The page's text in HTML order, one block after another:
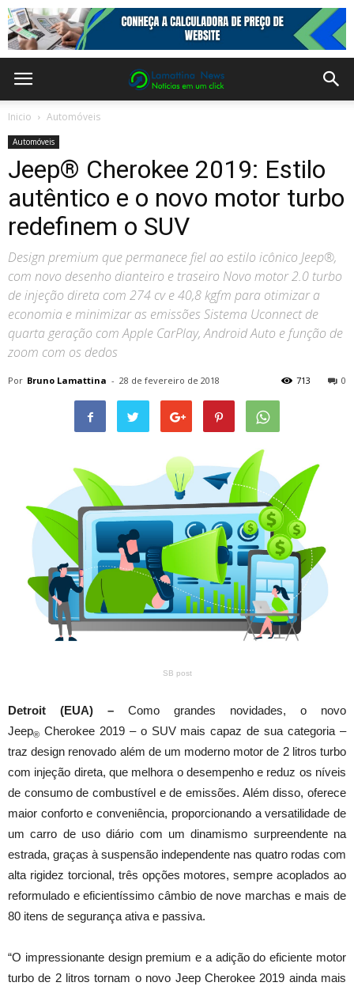
Inicio Automóveis
Automóveis
Jeep® Cherokee 2019: Estilo
autêntico e o novo motor turbo
redefinem o SUV
Design premium que permanece fiel ao estilo icônico Jeep®,
com novo desenho dianteiro e traseiro Novo motor 2.0 turbo
de injeção direta com 274 cv e 40,8 kgfm para otimizar a
economia e minimizar as emissões Sistema Uconnect de
quarta geração com Apple CarPlay, Android Auto e função de
zoom com os dedos
Por Bruno Lamattina - 28 de fevereiro de 2018 0
713
SB post
Detroit (EUA) – Como grandes novidades, o novo
Jeep® Cherokee 2019 – o SUV mais capaz de sua categoria –
traz design renovado além de um moderno motor de 2 litros turbo
com injeção direta, que melhora o desempenho e reduz os níveis
de consumo de combustível e de emissões. Além disso, oferece
maior conforto e conveniência, proporcionando a versatilidade de
um carro de uso diário com um dinamismo surpreendente na
estrada, graças à suspensão independente nas quatro rodas com
alta rigidez torcional, três opções motores, sempre acoplados ao
reformulado e eficientíssimo câmbio de nove marchas e mais de
80 itens de segurança ativa e passiva.
“O impressionante design premium e a adição do eficiente motor
turbo de 2 litros tornam o novo Jeep Cherokee 2019 ainda mais